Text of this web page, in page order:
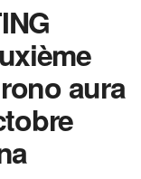
aura